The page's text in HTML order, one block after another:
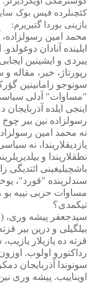
کئچنلرده فیس بوک
یازینی بوردا گتیریرم:
ایلینده آنادان
ییردی و ایشینین
رپورتاژ، خبر، مقاله
سونوجو زامانینین
"مساوات" آدلی سیاسی
اینجی ایلده
رسولزاده نین بیر
نه محمد امین
یازدیقلاریندا، نه
نطقلاریندا و
باشچیلیغینی ائتدیگی
سندلرینده "قورد"،
مساوات حزبی نییه بو
تیکمدی؟
سیدجعفر پیشه وری، (
بیلگیلی و درین بیر
قزته ده یازیلار
رداکتورو اولوب.
سونوندا آذربایجان
اویناییب. پیشه وری نین